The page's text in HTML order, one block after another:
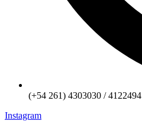
(+54 261) 4303030 / 4122494
Instagram